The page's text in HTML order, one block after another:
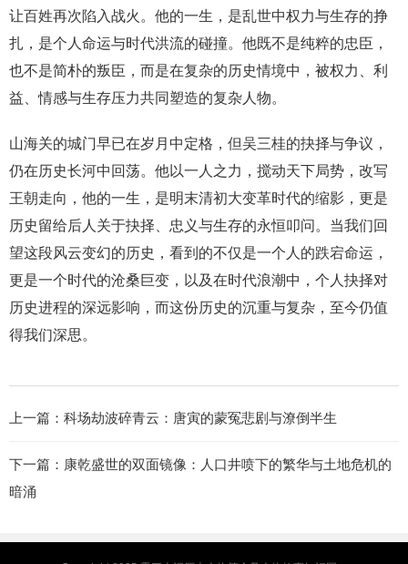
让百姓再次陷入战火。他的一生，是乱世中权力与生存的挣
扎，是个人命运与时代洪流的碰撞。他既不是纯粹的忠臣，
也不是简朴的叛臣，而是在复杂的历史情境中，被权力、利
益、情感与生存压力共同塑造的复杂人物。
山海关的城门早已在岁月中定格，但吴三桂的抉择与争议，
仍在历史长河中回荡。他以一人之力，搅动天下局势，改写
王朝走向，他的一生，是明末清初大变革时代的缩影，更是
历史留给后人关于抉择、忠义与生存的永恒叩问。当我们回
望这段风云变幻的历史，看到的不仅是一个人的跌宕命运，
更是一个时代的沧桑巨变，以及在时代浪潮中，个人抉择对
历史进程的深远影响，而这份历史的沉重与复杂，至今仍值
得我们深思。
上一篇： 科场劫波碎青云：唐寅的蒙冤悲剧与潦倒半生
下一篇： 康乾盛世的双面镜像：人口井喷下的繁华与土地危机的
暗涌